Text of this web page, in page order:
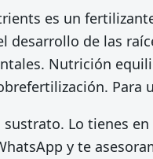
es un
desarrollo de las
Nutrición
Para
Lo tienes en
y te